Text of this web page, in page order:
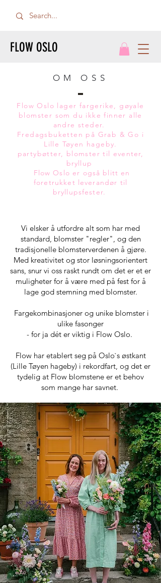
FLOW OSLO
OM OSS
Flow Oslo lager fargerike, gøyale
blomster som du ikke finner alle
andre steder.
Fredagsbuketten på Grab & Go i
Lille Tøyen hageby.
partybøtter, blomster til eventer,
bryllup
Flow Oslo er også blitt en
foretrukket leverandør til
bryllupsfester.
Vi elsker å utfordre alt som har med
standard, blomster "regler", og den
tradisjonelle blomsterverdenen å gjøre.
Med kreativitet og stor løsningsorientert
sans, snur vi oss raskt rundt om det er et er
muligheter for å være med på fest for å
lage god stemning med blomster.
Fargekombinasjoner og unike blomster i
ulike fasonger
- for ja dét er viktig i Flow Oslo.
Flow har etablert seg på Oslo`s østkant
(Lille Tøyen hageby) i rekordfart, og det er
tydelig at Flow blomstene er et behov
som mange har savnet.